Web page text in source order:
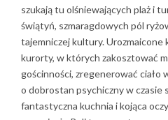
szukają tu olśniewających plaż i
świątyń, szmaragdowych pól
tajemniczej kultury. Urozmaicone
kurorty, w których zakosztować
gościnności, zregenerować ciało
o dobrostan psychiczny w czasie
fantastyczna kuchnia i kojąca